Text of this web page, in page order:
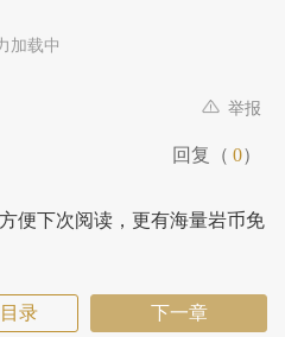
加载中
举报
回复（ 0）
便下次阅读，更有海量岩币免
目录 下一章